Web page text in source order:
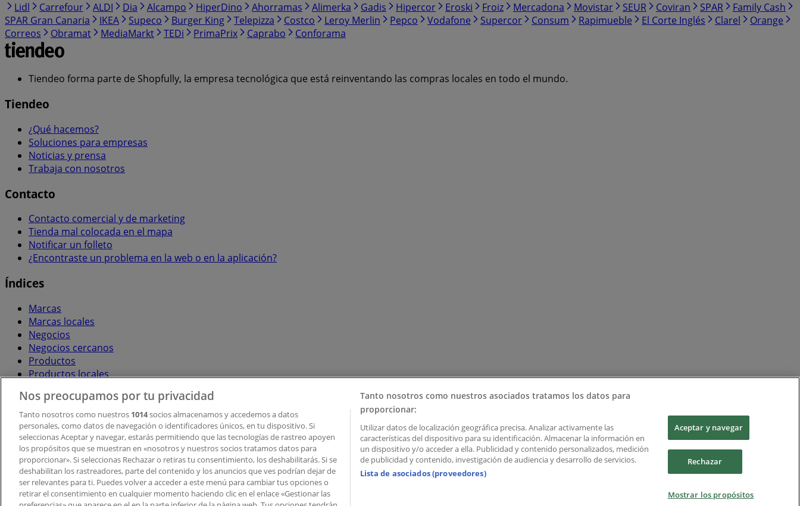
Lidl
Carrefour ALDI Dia Alcampo HiperDino Ahorramas Alimerka Gadis Hipercor Eroski Froiz Mercadona Movistar SEUR Coviran SPAR
Family Cash
SPAR Gran Canaria
IKEA Supeco Burger King Telepizza Costco Leroy Merlin Pepco Vodafone Supercor Consum Rapimueble El Corte Inglés Clarel
Orange
Correos
Obramat MediaMarkt TEDi PrimaPrix Caprabo Conforama
Tiendeo forma parte de Shopfully, la empresa tecnológica que está reinventando las compras locales en todo el mundo.
Tiendeo
¿Qué hacemos?
Soluciones para empresas
Noticias y prensa
Trabaja con nosotros
Contacto
Contacto comercial y de marketing
Tienda mal colocada en el mapa
Notificar un folleto
¿Encontraste un problema en la web o en la aplicación?
Índices
Marcas
Marcas locales
Negocios
Negocios cercanos
Productos
Productos locales
Descargar la APP Tiendeo
Copyright © Tiendeo ® 2026 · Shopfully Marketing S.L.U. – Palau de Mar – 08039 Barcelona, Spain
Nos preocupamos por tu privacidad
Tanto nosotros como nuestros 1014socios almacenamos y accedemos a datos
personales, como datos de navegación o identificadores únicos, en tu dispositivo. Si
seleccionas Aceptar y navegar, estarás permitiendo que las tecnologías de rastreo apoyen
los propósitos que se muestran en «nosotros y nuestros socios tratamos datos para
proporcionar». Si seleccionas Rechazar o retiras tu consentimiento, los deshabilitarás. Si se
deshabilitan los rastreadores, parte del contenido y los anuncios que ves podrían dejar de
ser relevantes para ti. Puedes volver a acceder a este menú para cambiar tus opciones o
retirar el consentimiento en cualquier momento haciendo clic en el enlace «Gestionar las
Tanto nosotros como nuestros asociados tratamos los datos para
proporcionar:
Utilizar datos de localización geográfica precisa. Analizar activamente las
características del dispositivo para su identificación. Almacenar la información en
un dispositivo y/o acceder a ella. Publicidad y contenido personalizados, medición
de publicidad y contenido, investigación de audiencia y desarrollo de servicios.
Lista de asociados (proveedores)
Aceptar y navegar
Rechazar
Mostrar los propósitos